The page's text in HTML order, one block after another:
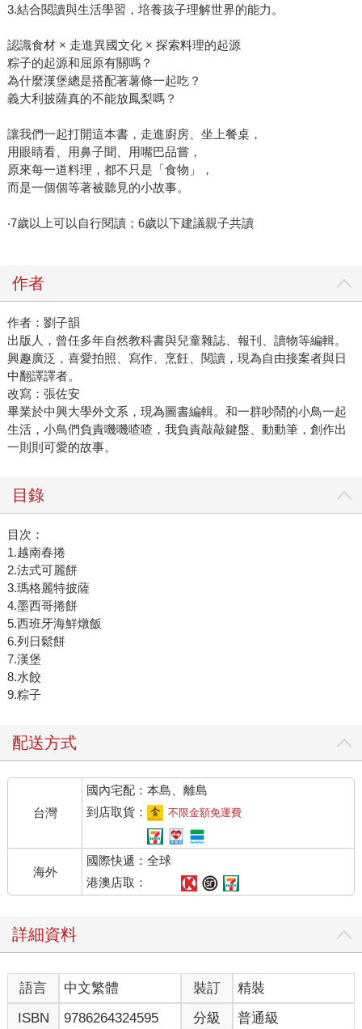
3.結合閱讀與生活學習，培養孩子理解世界的能力。
認識食材 × 走進異國文化 × 探索料理的起源
粽子的起源和屈原有關嗎？
為什麼漢堡總是搭配著薯條一起吃？
義大利披薩真的不能放鳳梨嗎？
讓我們一起打開這本書，走進廚房、坐上餐桌，
用眼睛看、用鼻子聞、用嘴巴品嘗，
原來每一道料理，都不只是「食物」，
而是一個個等著被聽見的小故事。
‧7歲以上可以自行閱讀；6歲以下建議親子共讀
作者
作者：劉子韻
出版人，曾任多年自然教科書與兒童雜誌、報刊、讀物等編輯。
興趣廣泛，喜愛拍照、寫作、烹飪、閱讀，現為自由接案者與日
中翻譯譯者。
改寫：張佐安
畢業於中興大學外文系，現為圖書編輯。和一群吵鬧的小鳥一起
生活，小鳥們負責嘰嘰喳喳，我負責敲敲鍵盤、動動筆，創作出
一則則可愛的故事。
目錄
目次：
1.越南春捲
2.法式可麗餅
3.瑪格麗特披薩
4.墨西哥捲餅
5.西班牙海鮮燉飯
6.列日鬆餅
7.漢堡
8.水餃
9.粽子
配送方式
台灣
國內宅配：本島、離島
到店取貨：
不限金額免運費
海外
國際快遞：全球
港澳店取：
詳細資料
語言 中文繁體 裝訂
精裝
ISBN
9786264324595 分級 普通級